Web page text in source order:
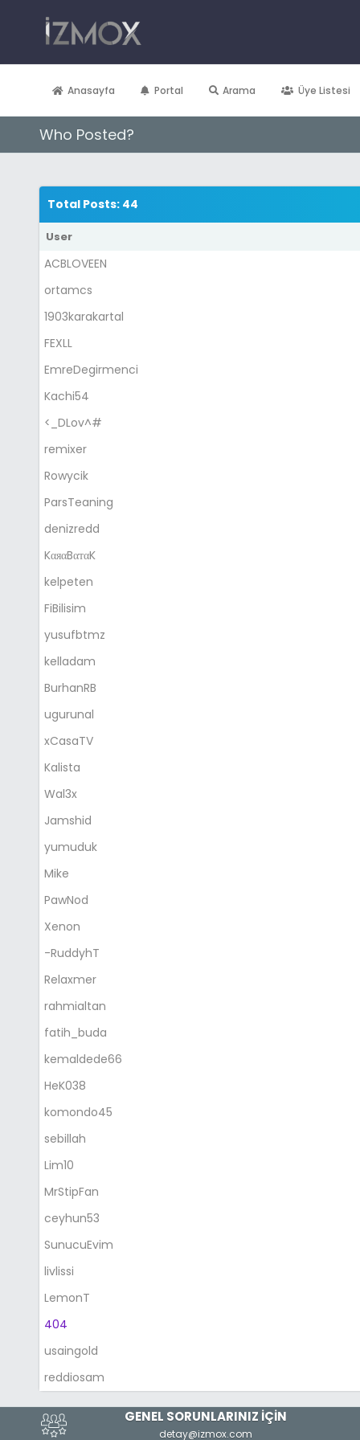
Anasayfa Portal Arama Üye Listesi
Who Posted?
Total Posts: 44
User
ACBLOVEEN
ortamcs
1903karakartal
FEXLL
EmreDegirmenci
Kachi54
<_DLov^#
remixer
Rowycik
ParsTeaning
denizredd
KαяαBαтαK
kelpeten
FiBilisim
yusufbtmz
kelladam
BurhanRB
ugurunal
xCasaTV
Kalista
Wal3x
Jamshid
yumuduk
Mike
PawNod
Xenon
-RuddyhT
Relaxmer
rahmialtan
fatih_buda
kemaldede66
HeK038
komondo45
sebillah
Lim10
MrStipFan
ceyhun53
SunucuEvim
livlissi
LemonT
404
usaingold
reddiosam
GENEL SORUNLARINIZ İÇİN
detay@izmox.com